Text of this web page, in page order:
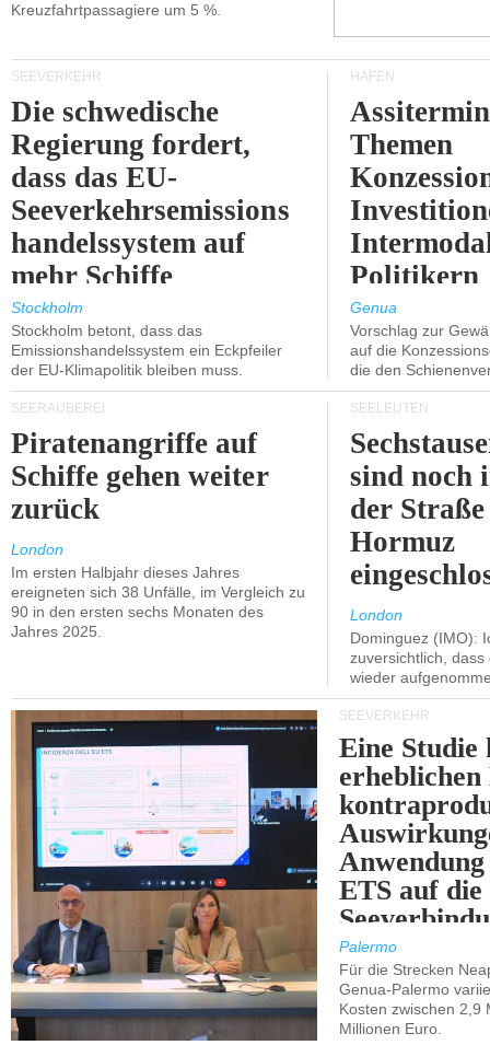
Kreuzfahrtpassagiere um 5 %.
SEEVERKEHR
Die schwedische
Regierung fordert,
dass das EU-
Seeverkehrsemissions
handelssystem auf
mehr Schiffe
ausgeweitet wird.
Stockholm
Stockholm betont, dass das
Emissionshandelssystem ein Eckpfeiler
der EU-Klimapolitik bleiben muss.
HÄFEN
Themen
Politikern
Genua
Vorschlag zur
auf die
die den
SEERÄUBEREI
Piratenangriffe auf
Schiffe gehen weiter
zurück
London
Im ersten Halbjahr dieses Jahres
ereigneten sich 38 Unfälle, im Vergleich zu
90 in den ersten sechs Monaten des
Jahres 2025.
SEELEUTEN
sind noch
der
Hormuz
London
Dominguez (IMO):
zuversichtlich,
wieder
SEEVERKEHR
Eine Studie
ETS auf die
Palermo
Für die Strecken
Genua-Palermo
Kosten zwischen 2,9
Millionen Euro.